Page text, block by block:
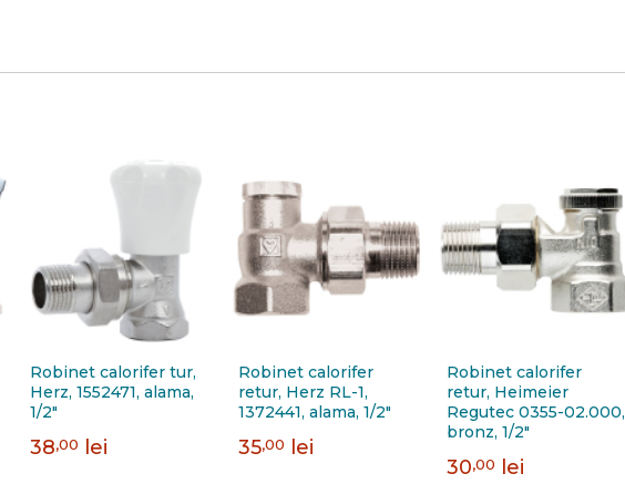
Robinet calorifer tur,
Herz, 1552471, alama,
1/2"
38,00 lei
Robinet calorifer
retur, Herz RL-1,
1372441, alama, 1/2"
35,00 lei
Robinet calorifer
retur, Heimeier
Regutec 0355-02.000,
bronz, 1/2"
30,00 lei